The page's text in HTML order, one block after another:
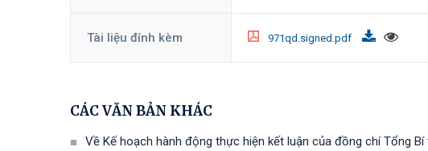
Tài liệu đính kèm 971qd.signed.pdf
CÁC VĂN BẢN KHÁC
Về Kế hoạch hành động thực hiện kết luận của đồng chí Tổng